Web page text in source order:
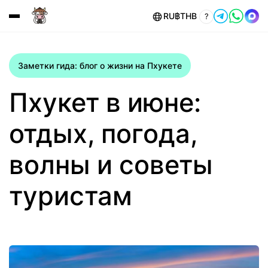
RU฿THB ?
Заметки гида: блог о жизни на Пхукете
Пхукет в июне:
отдых, погода,
волны и советы
туристам